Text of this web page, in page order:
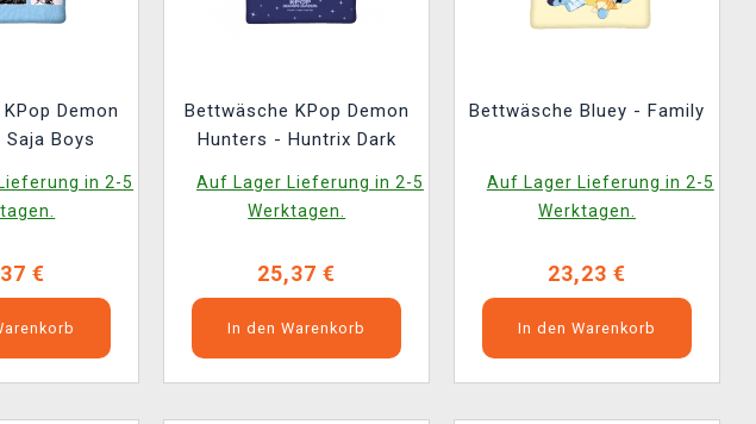
Demon
Boys
in 2-5
€
Bettwäsche KPop Demon
Hunters - Huntrix Dark
Auf Lager Lieferung in 2-5
Werktagen.
25,37 €
In den Warenkorb
Bettwäsche Bluey - Family
Auf Lager Lieferung in 2-5
Werktagen.
23,23 €
In den Warenkorb